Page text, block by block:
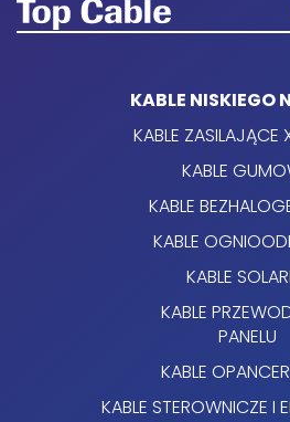
KABLE NISKIEGO
KABLE ZASILAJĄCE
KABLE
KABLE
KABLE
KABLE
KABLE
PANELU
KABLE
KABLE STEROWNICZE I